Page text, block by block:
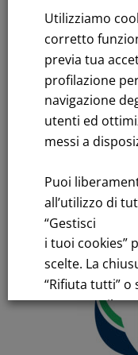
Andamento titolo:
Bandi di gara: Ultimi
FNM S.p.A.
Sede in Milano, Piazzale
fnm@legalmail.it
Capitale sociale €
Iscrizione Registro
C.F.e P.IVA 00776140154
C.C.I.AA. Milano – REA
Utilizziamo
corretto
previa tua
profilazione
navigazione
utenti ed
messi a
Puoi
all’utilizzo di
“Gestisci
i tuoi cookies”
scelte. La
“Rifiuta tutti” o
comporta il
default e la
in assenza di